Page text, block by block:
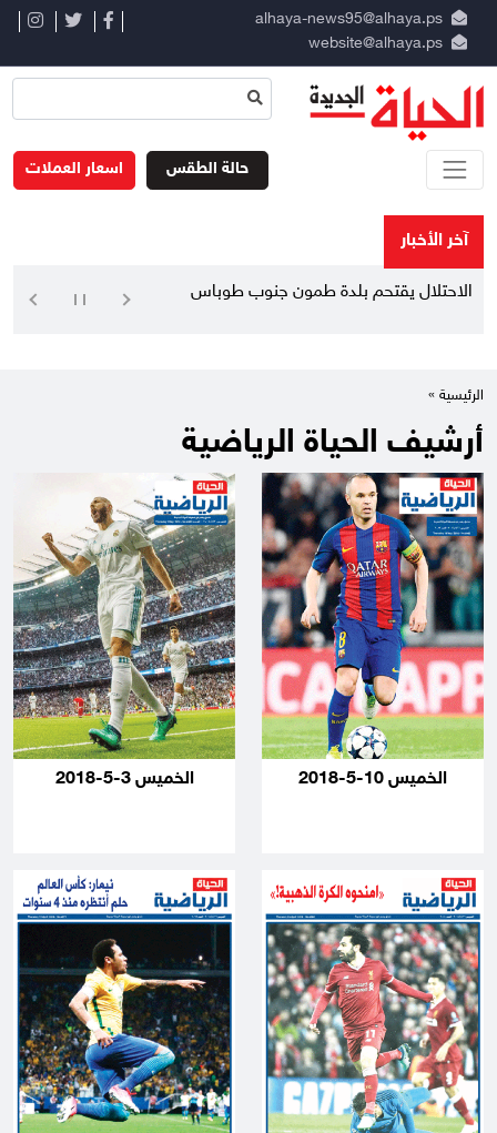
alhaya-news95@alhaya.ps
website@alhaya.ps
اسعار العملات حالة الطقس
آخر الأخبار
الاحتلال يقتحم بلدة طمون جنوب طوباس
الرئيسية »
أرشيف الحياة الرياضية
الخميس 10-5-2018 الخميس 3-5-2018